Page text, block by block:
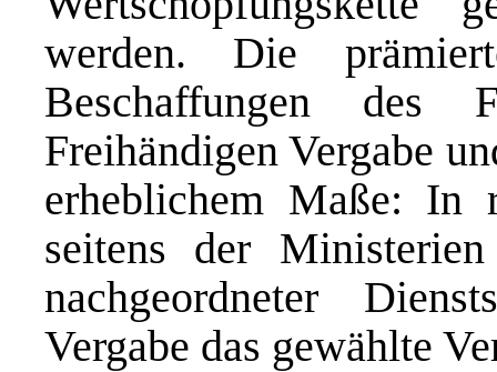
werden. Die
Beschaffungen des
Freihändigen Vergabe
erheblichem Maße: In
seitens der
nachgeordneter
Vergabe das gewählte